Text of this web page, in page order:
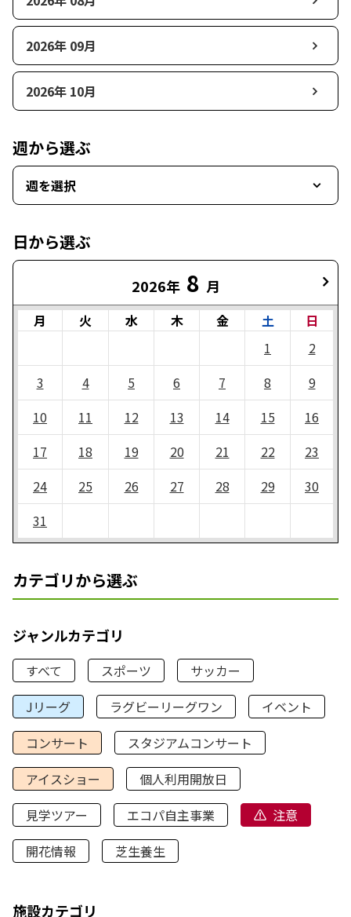
2026年 09月
2026年 10月
週から選ぶ
週を選択
日から選ぶ
2026年 8 月
月 火 水 木 金 土
日
1
2
3
4 5 6 7 8
9
10
11 12 13 14 15
16
17
18 19 20 21 22
23
24
25 26 27 28 29
30
31
カテゴリから選ぶ
ジャンルカテゴリ
すべて スポーツ
サッカー
Jリーグ
ラグビーリーグワン
イベント
コンサート
スタジアムコンサート
アイスショー
個人利用開放日
見学ツアー
エコパ自主事業
注意
開花情報
芝生養生
施設カテゴリ